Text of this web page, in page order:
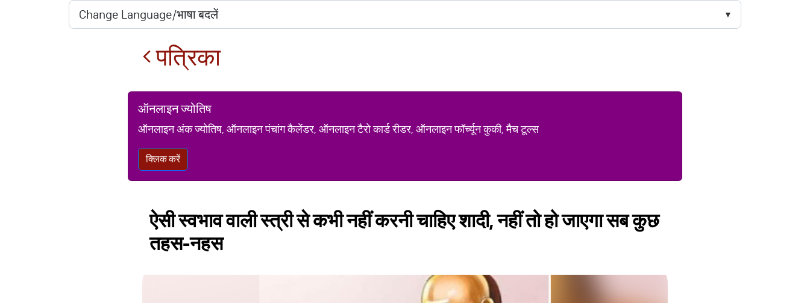
पत्रिका
ऑनलाइन ज्योतिष
ऑनलाइन अंक ज्योतिष, ऑनलाइन पंचांग कैलेंडर, ऑनलाइन टैरो कार्ड रीडर, ऑनलाइन फॉर्च्यून कुकी, मैच टूल्स
क्लिक करें
ऐसी स्वभाव वाली स्त्री से कभी नहीं करनी चाहिए शादी, नहीं तो हो जाएगा सब कुछ
तहस-नहस